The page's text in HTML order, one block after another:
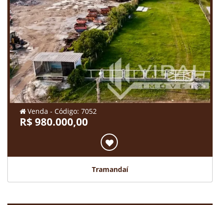
Venda - Código: 7052
R$ 980.000,00
Tramandaí